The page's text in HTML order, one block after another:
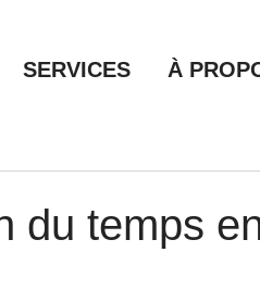
SERVICES À
du temps